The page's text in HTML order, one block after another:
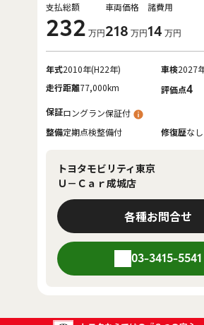
支払総額
232 万円
車両価格
218 万円
諸費用
14 万円
年式2010年(H22年) 車検2027
走行距離77,000km 評価点4
保証ロングラン保証付
整備定期点検整備付 修復歴なし
トヨタモビリティ東京
Ｕ－Ｃａｒ成城店
各種お問合せ
03-3415-5541